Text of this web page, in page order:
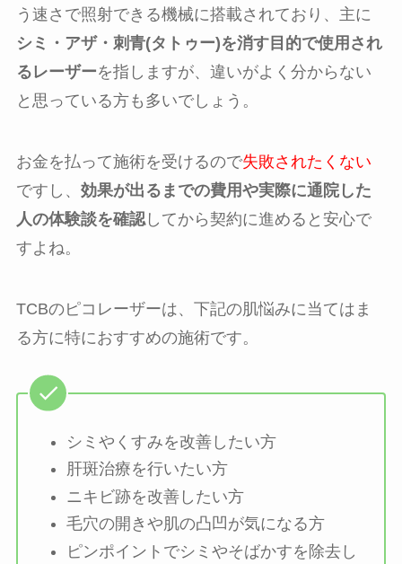
う速さで照射できる機械に搭載されており、主に
シミ・アザ・刺青(タトゥー)を消す目的で使用され
るレーザーを指しますが、違いがよく分からない
と思っている方も多いでしょう。
お金を払って施術を受けるので失敗されたくない
ですし、 効果が出るまでの費用や実際に通院した
人の体験談を確認してから契約に進めると安心で
すよね。
TCBのピコレーザーは、下記の肌悩みに当てはま
る方に特におすすめの施術です。
シミやくすみを改善したい方
肝斑治療を行いたい方
ニキビ跡を改善したい方
毛穴の開きや肌の凸凹が気になる方
ピンポイントでシミやそばかすを除去し